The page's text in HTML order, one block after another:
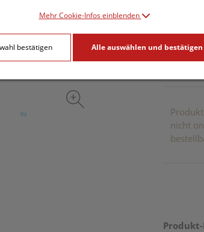
nicht
Mehr Cookie-Infos einblenden
bestätigen Alle auswählen und bestätigen